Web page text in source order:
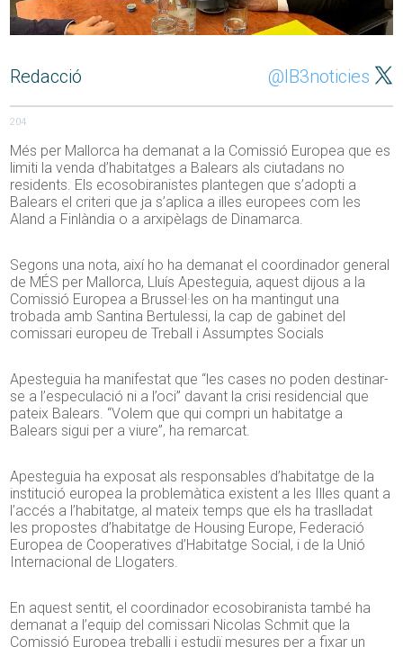
Redacció @IB3noticies
204
Més per Mallorca ha demanat a la Comissió Europea que es
limiti la venda d’habitatges a Balears als ciutadans no
residents. Els ecosobiranistes plantegen que s’adopti a
Balears el criteri que ja s’aplica a illes europees com les
Aland a Finlàndia o a arxipèlags de Dinamarca.
Segons una nota, així ho ha demanat el coordinador general
de MÉS per Mallorca, Lluís Apesteguia, aquest dijous a la
Comissió Europea a Brussel·les on ha mantingut una
trobada amb Santina Bertulessi, la cap de gabinet del
comissari europeu de Treball i Assumptes Socials
Apesteguia ha manifestat que “les cases no poden destinar-
se a l’especulació ni a l’oci” davant la crisi residencial que
pateix Balears. “Volem que qui compri un habitatge a
Balears sigui per a viure”, ha remarcat.
Apesteguia ha exposat als responsables d’habitatge de la
institució europea la problemàtica existent a les Illes quant a
l’accés a l’habitatge, al mateix temps que els ha traslladat
les propostes d’habitatge de Housing Europe, Federació
Europea de Cooperatives d’Habitatge Social, i de la Unió
Internacional de Llogaters.
En aquest sentit, el coordinador ecosobiranista també ha
demanat a l’equip del comissari Nicolas Schmit que la
Comissió Europea treballi i estudiï mesures per a fixar un